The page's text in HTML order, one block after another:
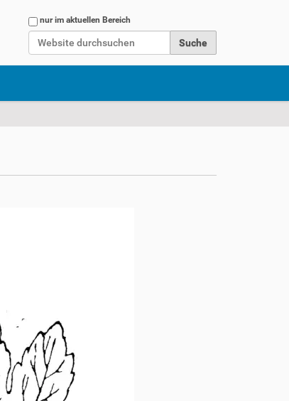
Website durchsuchen
nur im aktuellen Bereich